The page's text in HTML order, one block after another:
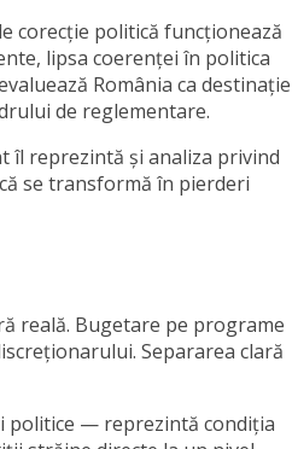
corecție politică funcționează
lipsa coerenței în politica
România ca destinație
de reglementare.
îl reprezintă și analiza privind
se transformă în pierderi
reală. Bugetare pe programe
Separarea clară
politice — reprezintă condiția